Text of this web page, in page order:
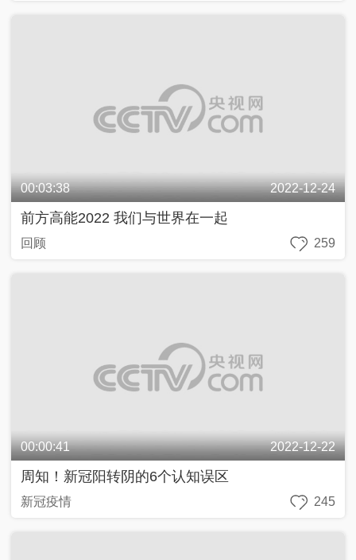
00:03:38 2022-12-24
前方高能2022 我们与世界在一起
回顾 259
00:00:41 2022-12-22
周知！新冠阳转阴的6个认知误区
新冠疫情 245